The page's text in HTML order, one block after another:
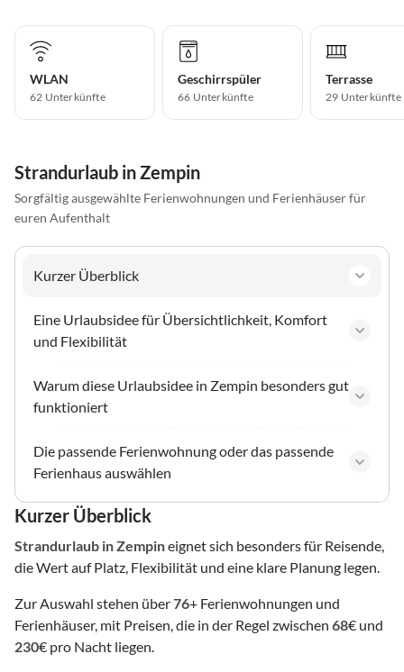
WLAN
62 Unterkünfte
Geschirrspüler
66 Unterkünfte
Terrasse
29 Unterkünfte
Strandurlaub in Zempin
Sorgfältig ausgewählte Ferienwohnungen und Ferienhäuser für
euren Aufenthalt
Kurzer Überblick
Eine Urlaubsidee für Übersichtlichkeit, Komfort
und Flexibilität
Warum diese Urlaubsidee in Zempin besonders gut
funktioniert
Die passende Ferienwohnung oder das passende
Ferienhaus auswählen
Kurzer Überblick
Strandurlaub in Zempineignet sich besonders für Reisende,
die Wert auf Platz, Flexibilität und eine klare Planung legen.
Zur Auswahl stehen über76+ Ferienwohnungen und
Ferienhäuser, mit Preisen, die in der Regel zwischen 68€ und
230€ pro Nacht liegen.